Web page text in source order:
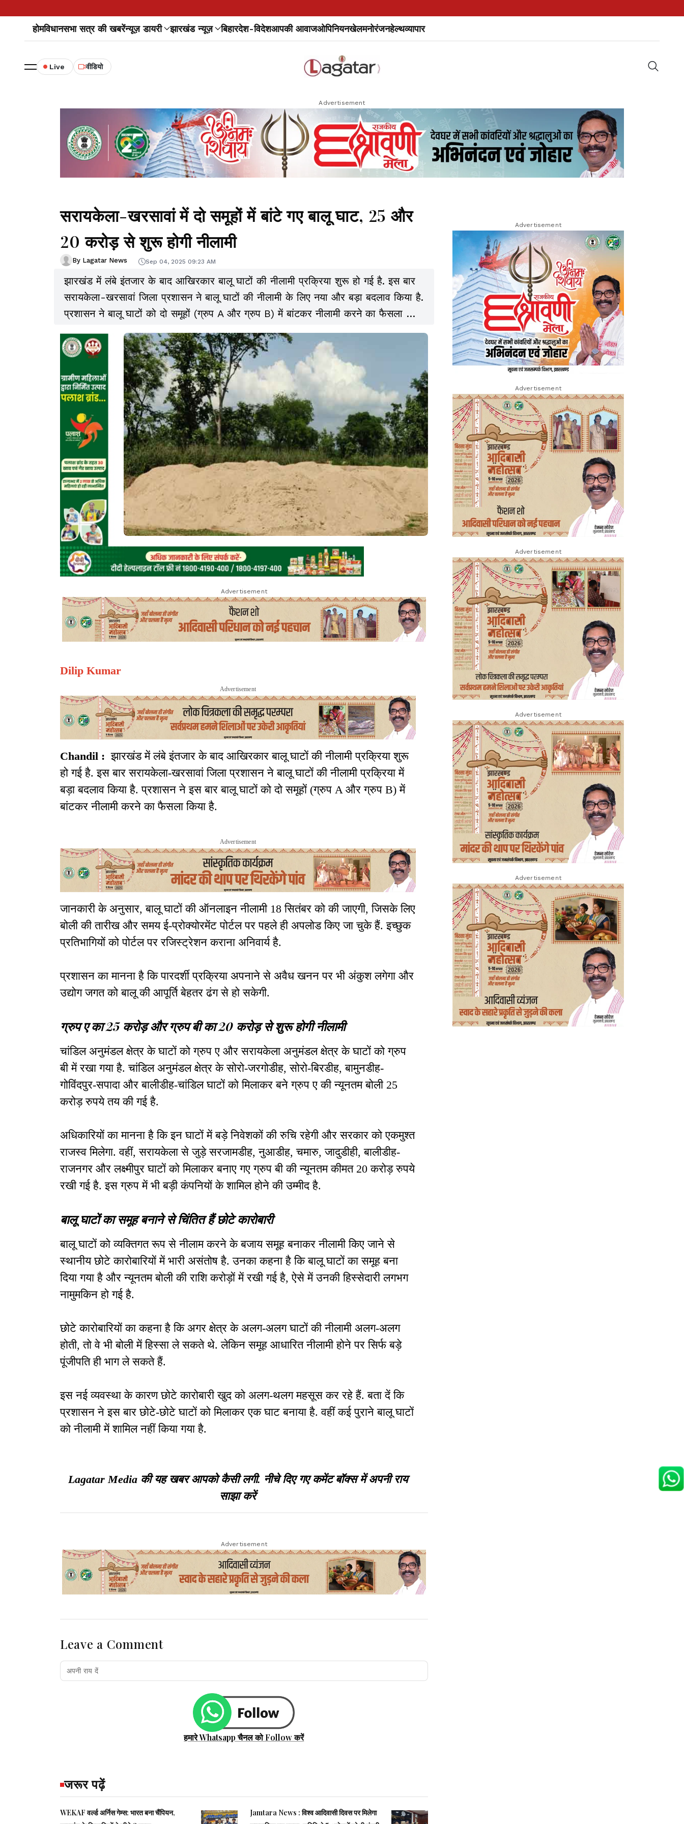
होमविधानसभा सत्र की खबरेंन्यूज़ डायरी झारखंड न्यूज़ बिहारदेश-विदेशआपकी आवाजओपिनियनखेलमनोरंजनहेल्थव्यापार
Live वीडियो
Advertisement
सरायकेला-खरसावां में दो समूहों में बांटे गए बालू घाट, 25 और
20 करोड़ से शुरू होगी नीलामी
By Lagatar News Sep 04, 2025 09:23 AM
झारखंड में लंबे इंतजार के बाद आखिरकार बालू घाटों की नीलामी प्रक्रिया शुरू हो गई है. इस बार
सरायकेला-खरसावां जिला प्रशासन ने बालू घाटों की नीलामी के लिए नया और बड़ा बदलाव किया है.
प्रशासन ने बालू घाटों को दो समूहों (ग्रुप A और ग्रुप B) में बांटकर नीलामी करने का फैसला किया
Advertisement
Dilip Kumar
Advertisement
Chandil : झारखंड में लंबे इंतजार के बाद आखिरकार बालू घाटों की नीलामी प्रक्रिया शुरू
हो गई है. इस बार सरायकेला-खरसावां जिला प्रशासन ने बालू घाटों की नीलामी प्रक्रिया में
बड़ा बदलाव किया है. प्रशासन ने इस बार बालू घाटों को दो समूहों (ग्रुप A और ग्रुप B) में
बांटकर नीलामी करने का फैसला किया है.
Advertisement
जानकारी के अनुसार, बालू घाटों की ऑनलाइन नीलामी 18 सितंबर को की जाएगी, जिसके लिए
बोली की तारीख और समय ई-प्रोक्योरमेंट पोर्टल पर पहले ही अपलोड किए जा चुके हैं. इच्छुक
प्रतिभागियों को पोर्टल पर रजिस्ट्रेशन कराना अनिवार्य है.
प्रशासन का मानना है कि पारदर्शी प्रक्रिया अपनाने से अवैध खनन पर भी अंकुश लगेगा और
उद्योग जगत को बालू की आपूर्ति बेहतर ढंग से हो सकेगी.
ग्रुप ए का 25 करोड़ और ग्रुप बी का 20 करोड़ से शुरू होगी नीलामी
चांडिल अनुमंडल क्षेत्र के घाटों को ग्रुप ए और सरायकेला अनुमंडल क्षेत्र के घाटों को ग्रुप
बी में रखा गया है. चांडिल अनुमंडल क्षेत्र के सोरो-जरगोडीह, सोरो-बिरडीह, बामुनडीह-
गोविंदपुर-सपादा और बालीडीह-चांडिल घाटों को मिलाकर बने ग्रुप ए की न्यूनतम बोली 25
करोड़ रुपये तय की गई है.
अधिकारियों का मानना है कि इन घाटों में बड़े निवेशकों की रुचि रहेगी और सरकार को एकमुश्त
राजस्व मिलेगा. वहीं, सरायकेला से जुड़े सरजामडीह, नुआडीह, चमारु, जादुडीही, बालीडीह-
राजनगर और लक्ष्मीपुर घाटों को मिलाकर बनाए गए ग्रुप बी की न्यूनतम कीमत 20 करोड़ रुपये
रखी गई है. इस ग्रुप में भी बड़ी कंपनियों के शामिल होने की उम्मीद है.
बालू घाटों का समूह बनाने से चिंतित हैं छोटे कारोबारी
बालू घाटों को व्यक्तिगत रूप से नीलाम करने के बजाय समूह बनाकर नीलामी किए जाने से
स्थानीय छोटे कारोबारियों में भारी असंतोष है. उनका कहना है कि बालू घाटों का समूह बना
दिया गया है और न्यूनतम बोली की राशि करोड़ों में रखी गई है, ऐसे में उनकी हिस्सेदारी लगभग
नामुमकिन हो गई है.
छोटे कारोबारियों का कहना है कि अगर क्षेत्र के अलग-अलग घाटों की नीलामी अलग-अलग
होती, तो वे भी बोली में हिस्सा ले सकते थे. लेकिन समूह आधारित नीलामी होने पर सिर्फ बड़े
पूंजीपति ही भाग ले सकते हैं.
इस नई व्यवस्था के कारण छोटे कारोबारी खुद को अलग-थलग महसूस कर रहे हैं. बता दें कि
प्रशासन ने इस बार छोटे-छोटे घाटों को मिलाकर एक घाट बनाया है. वहीं कई पुराने बालू घाटों
को नीलामी में शामिल नहीं किया गया है.
Lagatar Media की यह खबर आपको कैसी लगी. नीचे दिए गए कमेंट बॉक्स में अपनी राय
साझा करें
Advertisement
Leave a Comment
हमारे Whatsapp चैनल को Follow करें
जरूर पढ़ें
WEKAF वर्ल्ड अर्निस गेम्स: भारत बना चैंपियन,
Jamtara News : विश्व आदिवासी दिवस पर मिलेगा
Advertisement
Advertisement
Advertisement
Advertisement
Advertisement